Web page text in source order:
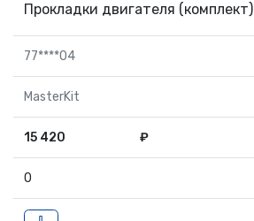
Прокладки двигателя (комплект)
77****04
MasterKit
15 420 ₽
0